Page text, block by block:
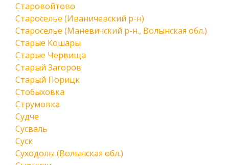
Старовойтово
Староселье (Иваничевский р-н)
Староселье (Маневичский р-н., Волынская обл.)
Старые Кошары
Старые Червища
Старый Загоров
Старый Порицк
Стобыховка
Струмовка
Судче
Сусваль
Суск
Суходолы (Волынская обл.)